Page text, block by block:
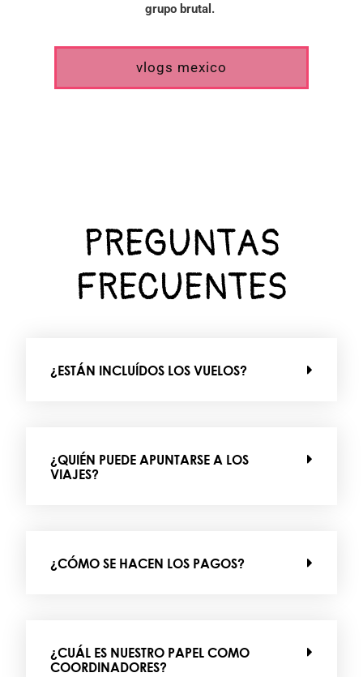
grupo brutal.
vlogs mexico
PREGUNTAS
FRECUENTES
¿ESTÁN INCLUÍDOS LOS VUELOS?
¿QUIÉN PUEDE APUNTARSE A LOS
VIAJES?
¿CÓMO SE HACEN LOS PAGOS?
¿CUÁL ES NUESTRO PAPEL COMO
COORDINADORES?